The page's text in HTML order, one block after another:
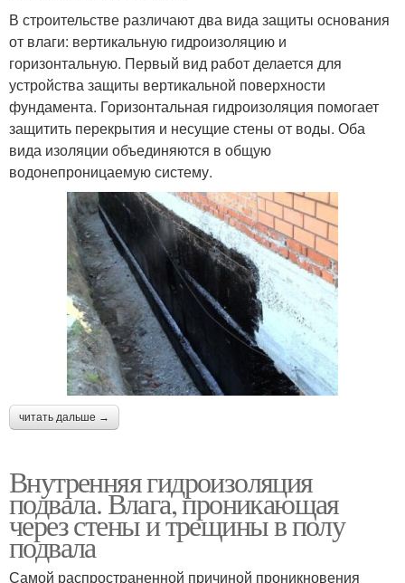
В строительстве различают два вида защиты основания
от влаги: вертикальную гидроизоляцию и
горизонтальную. Первый вид работ делается для
устройства защиты вертикальной поверхности
фундамента. Горизонтальная гидроизоляция помогает
защитить перекрытия и несущие стены от воды. Оба
вида изоляции объединяются в общую
водонепроницаемую систему.
читать дальше →
Внутренняя гидроизоляция
подвала. Влага, проникающая
через стены и трещины в полу
подвала
Самой распространенной причиной проникновения